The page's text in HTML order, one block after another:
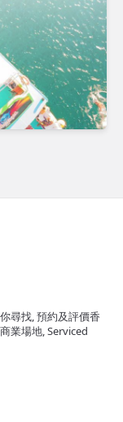
尋找, 預約及評價香
業場地, Serviced